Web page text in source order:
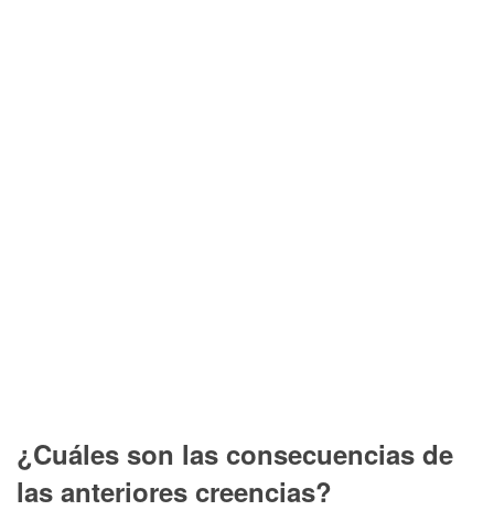
¿Cuáles son las consecuencias de
las anteriores creencias?